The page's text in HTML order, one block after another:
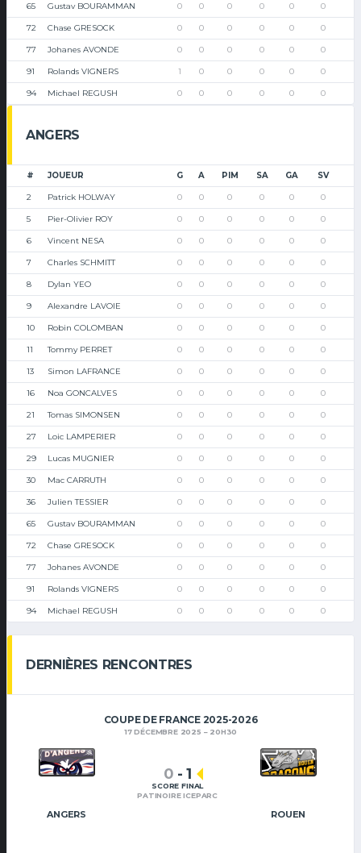
65 Gustav BOURAMMAN 0 0 0 0 0 0
72 Chase GRESOCK 0 0 0 0 0 0
77 Johanes AVONDE 0 0 0 0 0 0
91 Rolands VIGNERS 1 0 0 0 0 0
94 Michael REGUSH 0 0 0 0 0 0
ANGERS
# JOUEUR G A PIM SA GA SV
2 Patrick HOLWAY 0 0 0 0 0 0
5 Pier-Olivier ROY 0 0 0 0 0 0
6 Vincent NESA 0 0 0 0 0 0
7 Charles SCHMITT 0 0 0 0 0 0
8 Dylan YEO 0 0 0 0 0 0
9 Alexandre LAVOIE 0 0 0 0 0 0
10 Robin COLOMBAN 0 0 0 0 0 0
11 Tommy PERRET 0 0 0 0 0 0
13 Simon LAFRANCE 0 0 0 0 0 0
16 Noa GONCALVES 0 0 0 0 0 0
21 Tomas SIMONSEN 0 0 0 0 0 0
27 Loic LAMPERIER 0 0 0 0 0 0
29 Lucas MUGNIER 0 0 0 0 0 0
30 Mac CARRUTH 0 0 0 0 0 0
36 Julien TESSIER 0 0 0 0 0 0
65 Gustav BOURAMMAN 0 0 0 0 0 0
72 Chase GRESOCK 0 0 0 0 0 0
77 Johanes AVONDE 0 0 0 0 0 0
91 Rolands VIGNERS 0 0 0 0 0 0
94 Michael REGUSH 0 0 0 0 0 0
DERNIÈRES RENCONTRES
COUPE DE FRANCE 2025-2026
17 DÉCEMBRE 2025 20H30
ANGERS ROUEN
0 - 1
SCORE FINAL
PATINOIRE ICEPARC